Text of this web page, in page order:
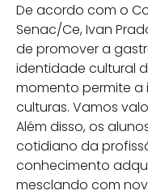
De acordo com o
Senac/Ce, Ivan
de promover a
identidade cultural
momento permite
culturas. Vamos
Além disso, os
cotidiano da
conhecimento
mesclando com